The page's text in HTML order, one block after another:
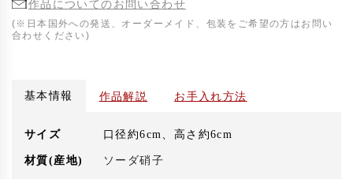
作品についてのお問い合わせ
(※日本国外への発送、オーダーメイド、包装をご希望の方はお問い
合わせください)
基本情報 作品解説 お手入れ方法
サイズ 口径約6cm、高さ約6cm
材質(産地) ソーダ硝子